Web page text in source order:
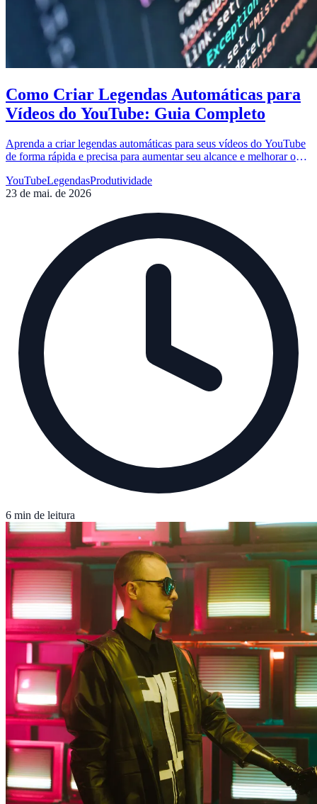
Como Criar Legendas Automáticas para
Vídeos do YouTube: Guia Completo
Aprenda a criar legendas automáticas para seus vídeos do YouTube
de forma rápida e precisa para aumentar seu alcance e melhorar o
YouTubeLegendasProdutividade
23 de mai. de 2026
6 min de leitura